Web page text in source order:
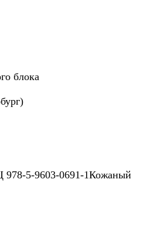
блока
978-5-9603-0691-1Кожаный